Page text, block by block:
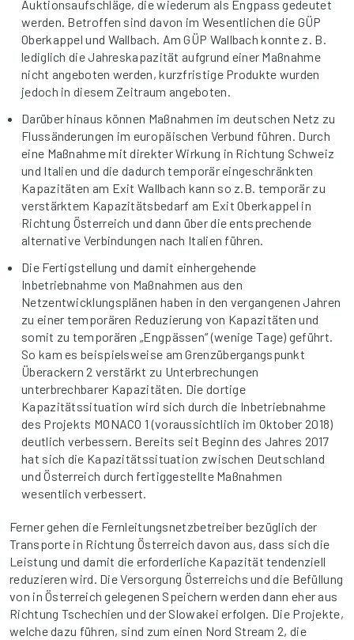
Auktionsaufschläge, die wiederum als Engpass gedeutet
werden. Betroffen sind davon im Wesentlichen die GÜP
Oberkappel und Wallbach. Am GÜP Wallbach konnte z. B.
lediglich die Jahreskapazität aufgrund einer Maßnahme
nicht angeboten werden, kurzfristige Produkte wurden
jedoch in diesem Zeitraum angeboten.
Darüber hinaus können Maßnahmen im deutschen Netz zu
Flussänderungen im europäischen Verbund führen. Durch
eine Maßnahme mit direkter Wirkung in Richtung Schweiz
und Italien und die dadurch temporär eingeschränkten
Kapazitäten am Exit Wallbach kann so z.B. temporär zu
verstärktem Kapazitätsbedarf am Exit Oberkappel in
Richtung Österreich und dann über die entsprechende
alternative Verbindungen nach Italien führen.
Die Fertigstellung und damit einhergehende
Inbetriebnahme von Maßnahmen aus den
Netzentwicklungsplänen haben in den vergangenen Jahren
zu einer temporären Reduzierung von Kapazitäten und
somit zu temporären „Engpässen“ (wenige Tage) geführt.
So kam es beispielsweise am Grenzübergangspunkt
Überackern 2 verstärkt zu Unterbrechungen
unterbrechbarer Kapazitäten. Die dortige
Kapazitätssituation wird sich durch die Inbetriebnahme
des Projekts MONACO 1 (voraussichtlich im Oktober 2018)
deutlich verbessern. Bereits seit Beginn des Jahres 2017
hat sich die Kapazitätssituation zwischen Deutschland
und Österreich durch fertiggestellte Maßnahmen
wesentlich verbessert.
Ferner gehen die Fernleitungsnetzbetreiber bezüglich der
Transporte in Richtung Österreich davon aus, dass sich die
Leistung und damit die erforderliche Kapazität tendenziell
reduzieren wird. Die Versorgung Österreichs und die Befüllung
von in Österreich gelegenen Speichern werden dann eher aus
Richtung Tschechien und der Slowakei erfolgen. Die Projekte,
welche dazu führen, sind zum einen Nord Stream 2, die